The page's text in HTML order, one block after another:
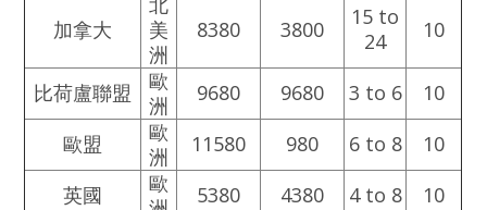
加拿大
美
洲
8380 3800
15 to
24
10
比荷盧聯盟
歐
洲
9680 9680 3 to 6
10
歐盟
歐
洲
11580 980 6 to 8
10
英國
歐
5380 4380 4 to 8
10